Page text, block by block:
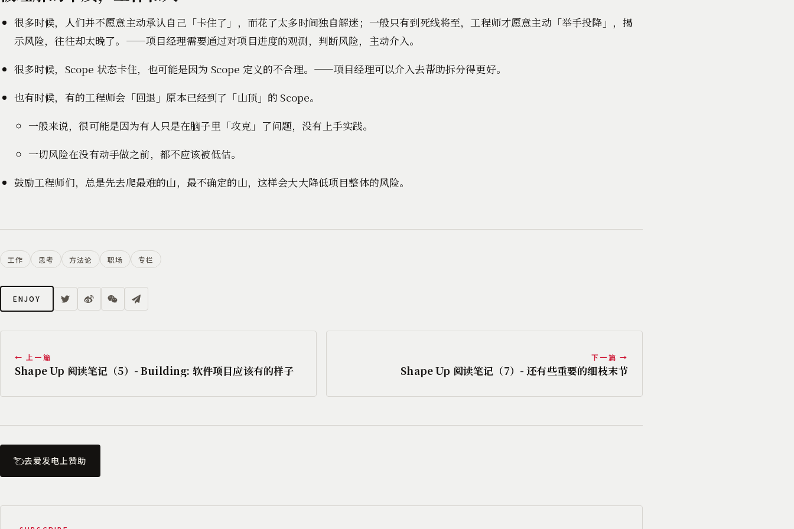
很多时候，人们并不愿意主动承认自己「卡住了」，而花了太多时间独自解迷；一般只有到死线将至，工程师才愿意主动「举手投降」，揭
示风险，往往却太晚了。——项目经理需要通过对项目进度的观测，判断风险，主动介入。
很多时候，Scope 状态卡住，也可能是因为 Scope 定义的不合理。——项目经理可以介入去帮助拆分得更好。
也有时候，有的工程师会「回退」原本已经到了「山顶」的 Scope。
一般来说，很可能是因为有人只是在脑子里「攻克」了问题，没有上手实践。
一切风险在没有动手做之前，都不应该被低估。
鼓励工程师们，总是先去爬最难的山，最不确定的山，这样会大大降低项目整体的风险。
工作 思考 方法论 职场 专栏
ENJOY
← 上一篇
Shape Up 阅读笔记（5）- Building: 软件项目应该有的样子
下一篇 →
Shape Up 阅读笔记（7）- 还有些重要的细枝末节
去爱发电上赞助